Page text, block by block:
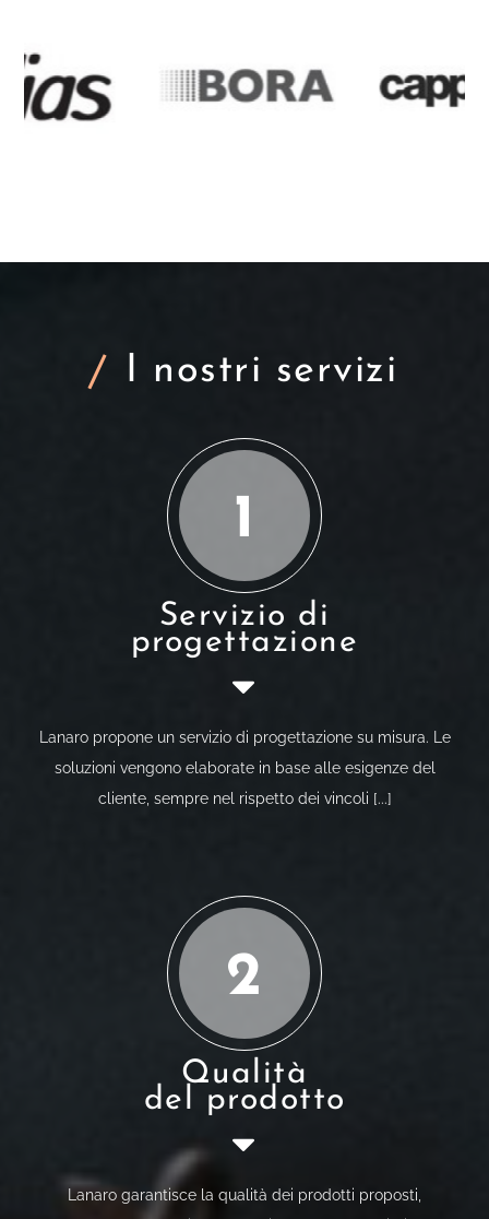
I nostri servizi
1
Servizio di
progettazione
Lanaro propone un servizio di progettazione su misura. Le
soluzioni vengono elaborate in base alle esigenze del
cliente, sempre nel rispetto dei vincoli [...]
2
Qualità
del prodotto
Lanaro garantisce la qualità dei prodotti proposti,